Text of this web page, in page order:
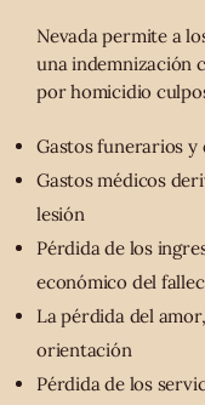
Nevada permite a
una indemnización
por homicidio
Gastos funerarios y
Gastos médicos
lesión
Pérdida de los
económico del
La pérdida del
orientación
Pérdida de los